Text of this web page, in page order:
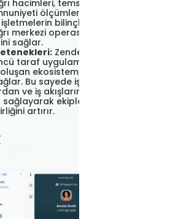
hacimleri, temsilci performansı
ölçümleri hakkında fikir
bilinçli kararlar
merkezi operasyonlarını
sağlar.
Zendesk Talk,
taraf uygulamalar ve CRM
ekosistemiyle sorunsuz
Bu sayede işletmelerin
ve iş akışlarından
ekipler arasında
artırır.